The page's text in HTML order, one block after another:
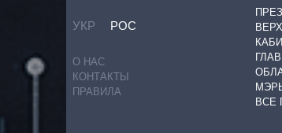
УКР РОС
О НАС
КОНТАКТЫ
ПРАВИЛА
ВСЕ